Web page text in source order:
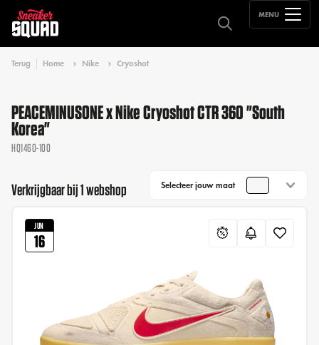
MENU
Terug Home Nike Cryoshot
PEACEMINUSONE x Nike Cryoshot CTR 360 "South
Korea"
HQ1460-100
Verkrijgbaar bij 1 webshop Selecteer jouw maat
JUN
16